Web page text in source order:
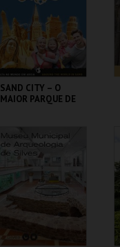
MAIS INFO
COMPRAR
SAND CITY – O
MAIOR PARQUE DE
SAND CITY
MAIS INFO
COMPRAR